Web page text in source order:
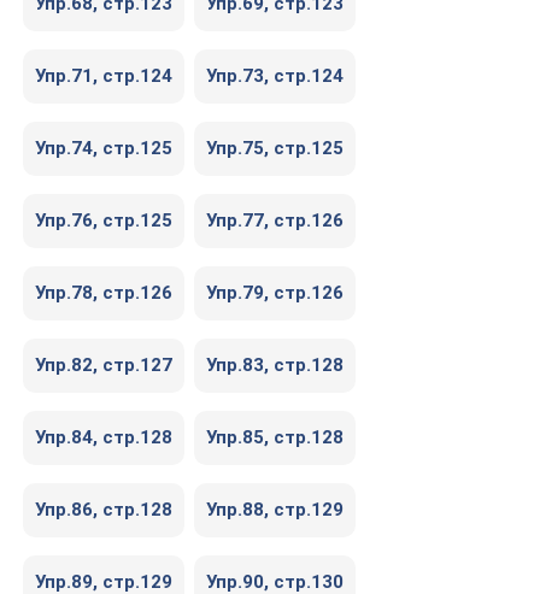
Упр.71, cтр.124 Упр.73, cтр.124
Упр.74, cтр.125 Упр.75, cтр.125
Упр.76, cтр.125 Упр.77, cтр.126
Упр.78, cтр.126 Упр.79, cтр.126
Упр.82, cтр.127 Упр.83, cтр.128
Упр.84, cтр.128 Упр.85, cтр.128
Упр.86, cтр.128 Упр.88, cтр.129
Упр.89, cтр.129 Упр.90, cтр.130